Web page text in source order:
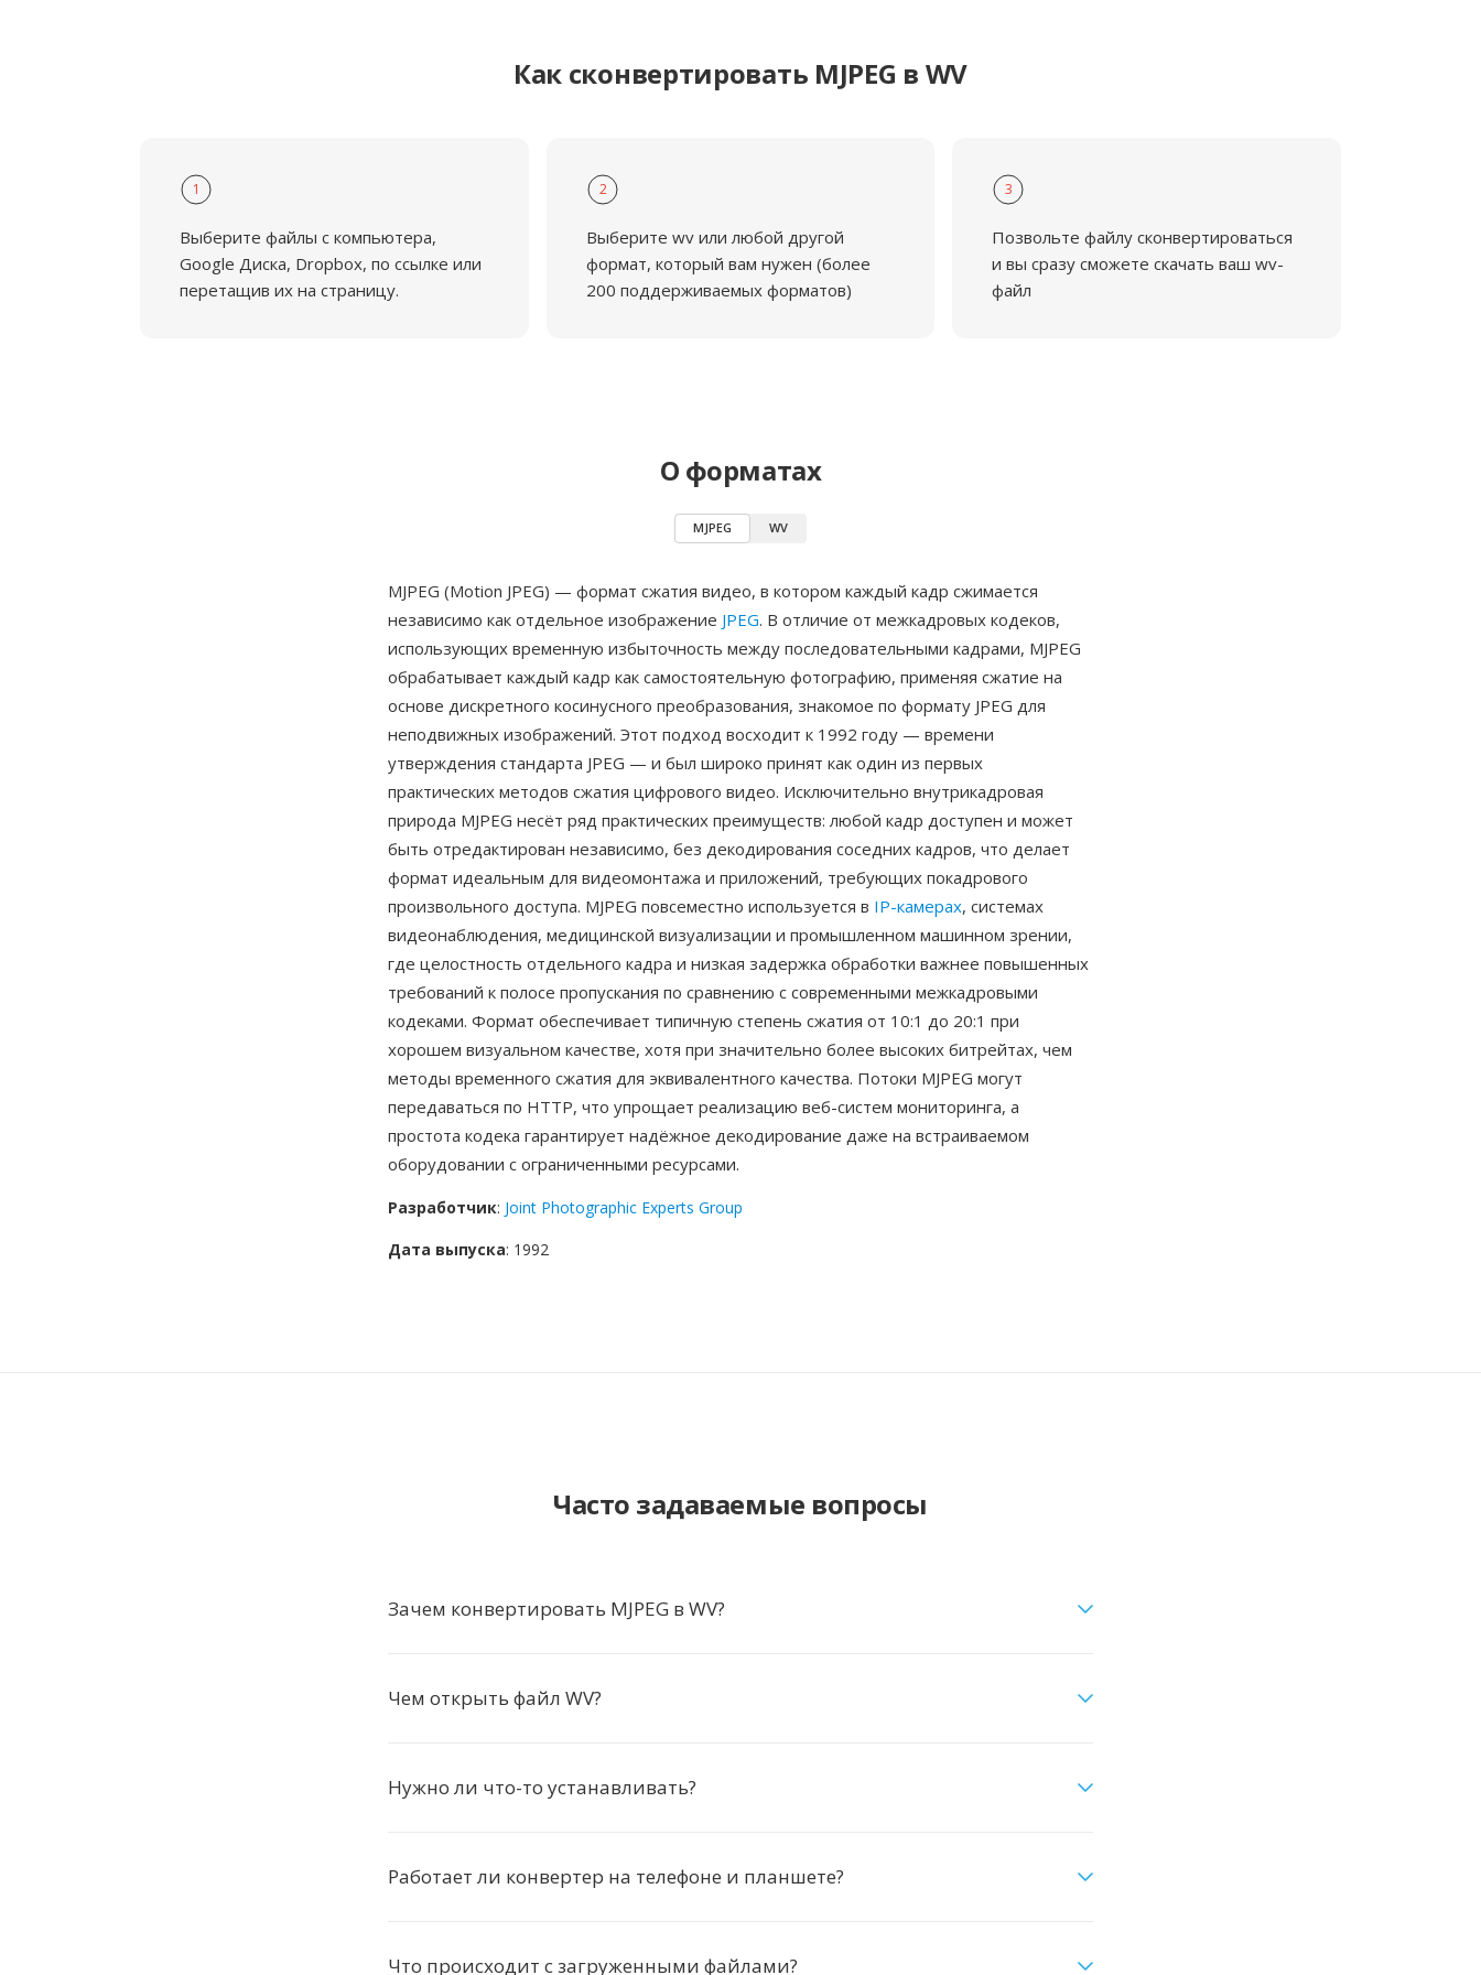
Как сконвертировать MJPEG в WV
1
Выберите файлы с компьютера,
Google Диска, Dropbox, по ссылке или
перетащив их на страницу.
2
Выберите wv или любой другой
формат, который вам нужен (более
200 поддерживаемых форматов)
3
Позвольте файлу сконвертироваться
и вы сразу сможете скачать ваш wv-
файл
О форматах
MJPEG WV
MJPEG (Motion JPEG) — формат сжатия видео, в котором каждый кадр сжимается
независимо как отдельное изображение JPEG. В отличие от межкадровых кодеков,
использующих временную избыточность между последовательными кадрами, MJPEG
обрабатывает каждый кадр как самостоятельную фотографию, применяя сжатие на
основе дискретного косинусного преобразования, знакомое по формату JPEG для
неподвижных изображений. Этот подход восходит к 1992 году — времени
утверждения стандарта JPEG — и был широко принят как один из первых
практических методов сжатия цифрового видео. Исключительно внутрикадровая
природа MJPEG несёт ряд практических преимуществ: любой кадр доступен и может
быть отредактирован независимо, без декодирования соседних кадров, что делает
формат идеальным для видеомонтажа и приложений, требующих покадрового
произвольного доступа. MJPEG повсеместно используется в IP-камерах, системах
видеонаблюдения, медицинской визуализации и промышленном машинном зрении,
где целостность отдельного кадра и низкая задержка обработки важнее повышенных
требований к полосе пропускания по сравнению с современными межкадровыми
кодеками. Формат обеспечивает типичную степень сжатия от 10:1 до 20:1 при
хорошем визуальном качестве, хотя при значительно более высоких битрейтах, чем
методы временного сжатия для эквивалентного качества. Потоки MJPEG могут
передаваться по HTTP, что упрощает реализацию веб-систем мониторинга, а
простота кодека гарантирует надёжное декодирование даже на встраиваемом
оборудовании с ограниченными ресурсами.
Разработчик: Joint Photographic Experts Group
Дата выпуска: 1992
Часто задаваемые вопросы
Зачем конвертировать MJPEG в WV?
Чем открыть файл WV?
Нужно ли что-то устанавливать?
Работает ли конвертер на телефоне и планшете?
Что происходит с загруженными файлами?